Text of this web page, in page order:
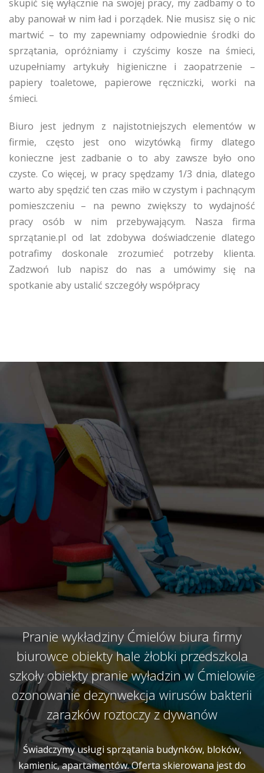
skupić się wyłącznie na swojej pracy, my zadbamy o to
aby panował w nim ład i porządek. Nie musisz się o nic
martwić – to my zapewniamy odpowiednie środki do
sprzątania, opróżniamy i czyścimy kosze na śmieci,
uzupełniamy artykuły higieniczne i zaopatrzenie –
papiery toaletowe, papierowe ręczniczki, worki na
śmieci.
Biuro jest jednym z najistotniejszych elementów w
firmie, często jest ono wizytówką firmy dlatego
konieczne jest zadbanie o to aby zawsze było ono
czyste. Co więcej, w pracy spędzamy 1/3 dnia, dlatego
warto aby spędzić ten czas miło w czystym i pachnącym
pomieszczeniu – na pewno zwiększy to wydajność
pracy osób w nim przebywającym. Nasza firma
sprzątanie.pl od lat zdobywa doświadczenie dlatego
potrafimy doskonale zrozumieć potrzeby klienta.
Zadzwoń lub napisz do nas a umówimy się na
spotkanie aby ustalić szczegóły współpracy
Pranie wykładziny Ćmielów biura firmy
biurowce obiekty hale żłobki przedszkola
szkoły obiekty pranie wyładzin w Ćmielowie
ozonowanie dezynwekcja wirusów bakterii
zarazków roztoczy z dywanów
Świadczymy usługi sprzątania budynków, bloków,
kamienic, apartamentów. Oferta skierowana jest do